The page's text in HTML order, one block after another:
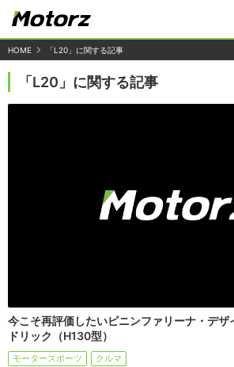
HOME 「L20」に関する記事
「L20」に関する記事
今こそ再評価したいピニンファリーナ・デザ
ドリック（H130型）
モータースポーツ クルマ